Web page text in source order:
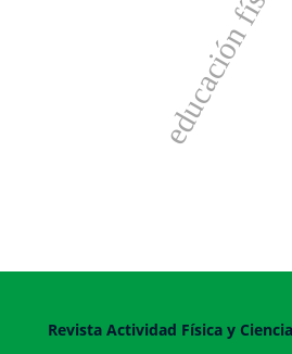
educación física
Revista Actividad Física y